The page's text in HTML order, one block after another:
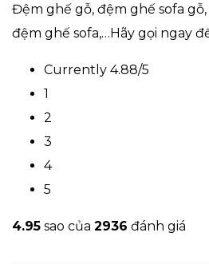
Đệm ghế gỗ, đệm ghế sofa
đệm ghế sofa,…Hãy gọi ngay
Currently 4.88/5
1
2
3
4
5
4.95 sao của 2936 đánh giá